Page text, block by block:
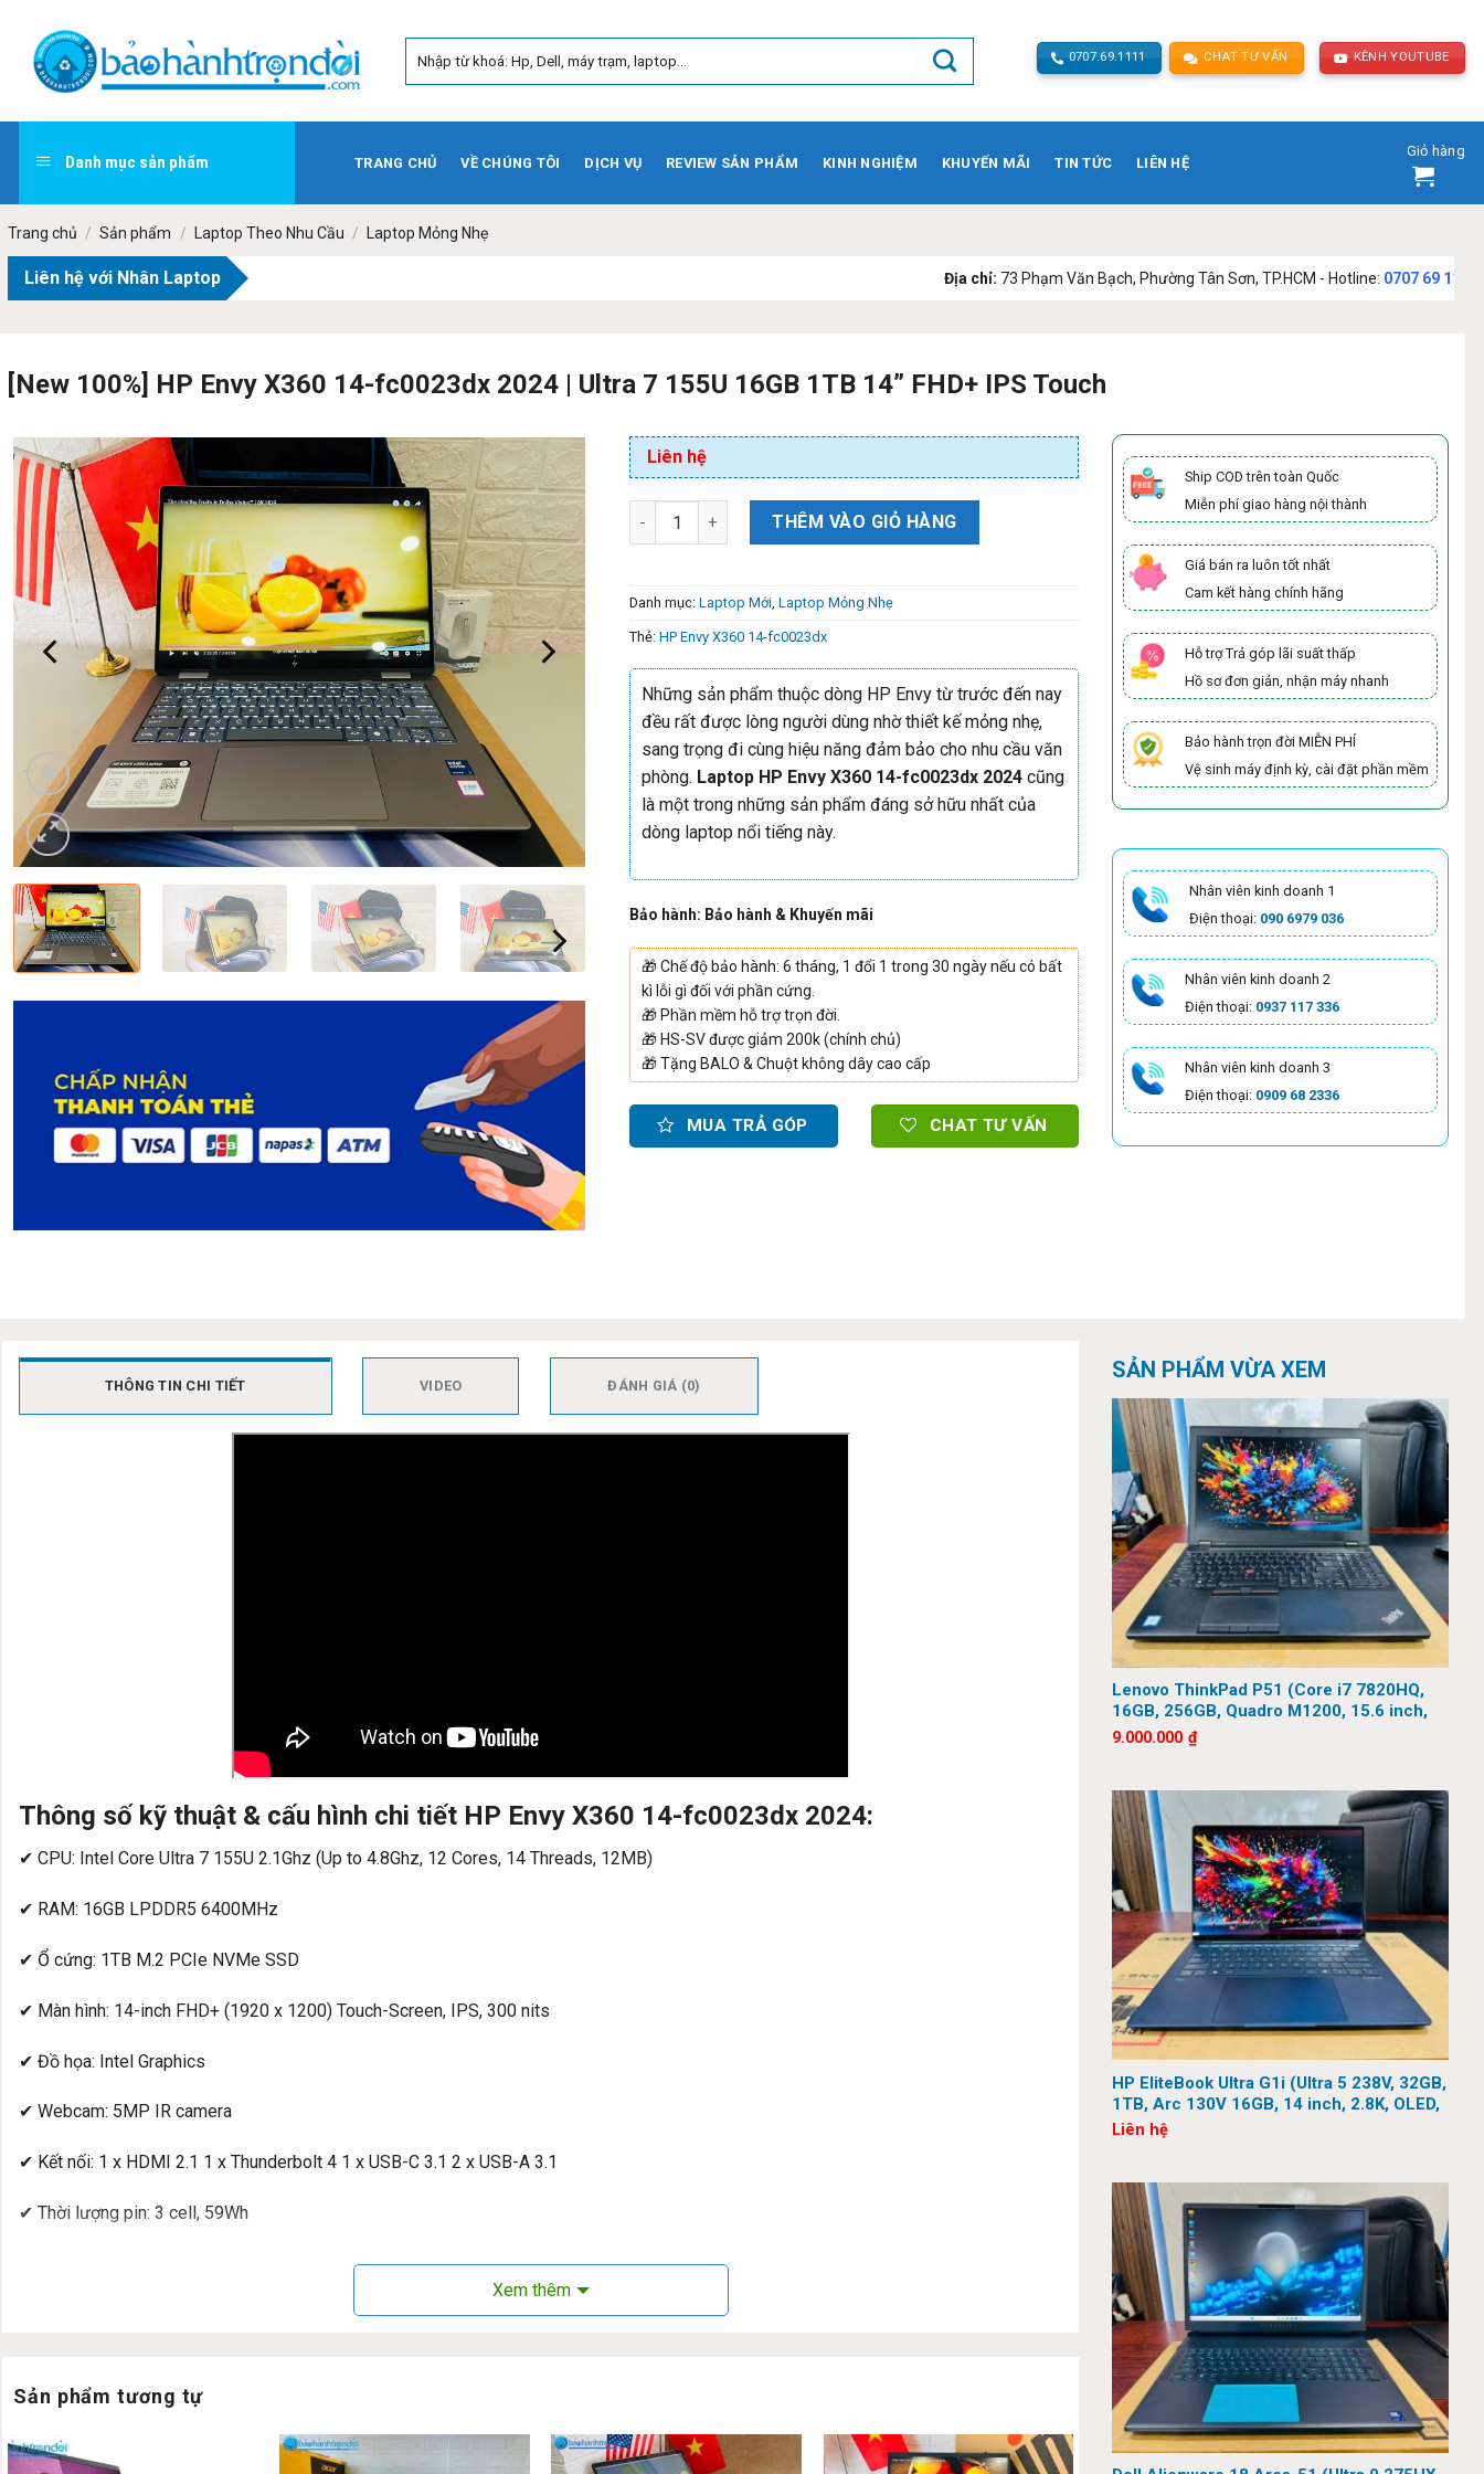
content
0707.69.1111 CHAT TƯ VẤN KÊNH YOUTUBE
Danh mục sản phẩm TRANG CHỦ VỀ CHÚNG TÔI DỊCH VỤ REVIEW SẢN PHẨM KINH NGHIỆM KHUYẾN MÃI TIN TỨC LIÊN HỆ
Giỏ hàng
Trang chủ / Sản phẩm / Laptop Theo Nhu Cầu / Laptop Mỏng Nhẹ
Liên hệ với Nhân Laptop 73 Phạm Văn Bạch, Phường Tân Sơn, TP.HCM - Hotline:0707 69 1111
[New 100%] HP Envy X360 14-fc0023dx 2024 | Ultra 7 155U 16GB 1TB 14” FHD+ IPS Touch
Liên hệ
THÊM VÀO GIỎ HÀNG
Danh mục:Laptop Mới ,Laptop Mỏng Nhẹ
Thẻ:HP Envy X360 14-fc0023dx
Những sản phẩm thuộc dòng HP Envy từ trước đến nay
đều rất được lòng người dùng nhờ thiết kế mỏng nhẹ,
sang trọng đi cùng hiệu năng đảm bảo cho nhu cầu văn
phòng. Laptop HP Envy X360 14-fc0023dx 2024 cũng
là một trong những sản phẩm đáng sở hữu nhất của
dòng laptop nổi tiếng này.
Bảo hành: Bảo hành & Khuyến mãi
🎁Chế độ bảo hành: 6 tháng, 1 đổi 1 trong 30 ngày nếu có bất
kì lỗi gì đối với phần cứng.
🎁Phần mềm hỗ trợ trọn đời.
🎁HS-SV được giảm 200k (chính chủ)
🎁Tặng BALO & Chuột không dây cao cấp
MUA TRẢ GÓP CHAT TƯ VẤN
Ship COD trên toàn Quốc
Miễn phí giao hàng nội thành
Giá bán ra luôn tốt nhất
Cam kết hàng chính hãng
Hỗ trợ Trả góp lãi suất thấp
Hồ sơ đơn giản, nhận máy nhanh
Bảo hành trọn đời MIỄN PHÍ
Vệ sinh máy định kỳ, cài đặt phần mềm
Nhân viên kinh doanh 1
Điện thoại: 090 6979 036
Nhân viên kinh doanh 2
Điện thoại: 0937 117 336
Nhân viên kinh doanh 3
Điện thoại: 0909 68 2336
THÔNG TIN CHI TIẾT VIDEO ĐÁNH GIÁ (0)
Thông số kỹ thuật & cấu hình chi tiết HP Envy X360 14-fc0023dx 2024:
✔ CPU: Intel Core Ultra 7 155U 2.1Ghz (Up to 4.8Ghz, 12 Cores, 14 Threads, 12MB)
✔ RAM: 16GB LPDDR5 6400MHz
✔ Ổ cứng: 1TB M.2 PCIe NVMe SSD
✔ Màn hình: 14-inch FHD+ (1920 x 1200) Touch-Screen, IPS, 300 nits
✔ Đồ họa: Intel Graphics
✔ Webcam: 5MP IR camera
✔ Kết nối: 1 x HDMI 2.1 1 x Thunderbolt 4 1 x USB-C 3.1 2 x USB-A 3.1
✔ Thời lượng pin: 3 cell, 59Wh
Laptop 2 in 1 linh hoạt, cấu hình lý tưởng cho dân văn phòng
Xem thêm
Sản phẩm tương tự
SẢN PHẨM VỪA XEM
Lenovo ThinkPad P51 (Core i7 7820HQ,
16GB, 256GB, Quadro M1200, 15.6 inch,
FHD)
9.000.000 ₫
HP EliteBook Ultra G1i (Ultra 5 238V, 32GB,
1TB, Arc 130V 16GB, 14 inch, 2.8K, OLED,
Touch)
Liên hệ